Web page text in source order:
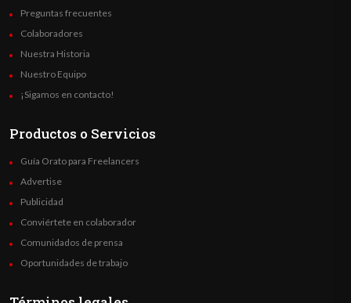
Preguntas frecuentes
Colaboradores
Nuestra Historia
Nuestro Equipo
¡Sigamos en contacto!
Productos o Servicios
Guía Orato para Freelancers
Advertise
Publicidad
Conviértete en colaborador
Comunidados de prensa
Oportunidades de trabajo